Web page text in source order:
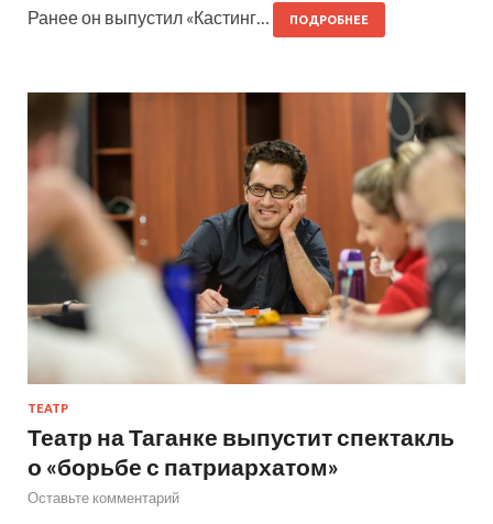
Ранее он выпустил «Кастинг…
ПОДРОБНЕЕ
ТЕАТР
Театр на Таганке выпустит спектакль
о «борьбе с патриархатом»
Оставьте комментарий